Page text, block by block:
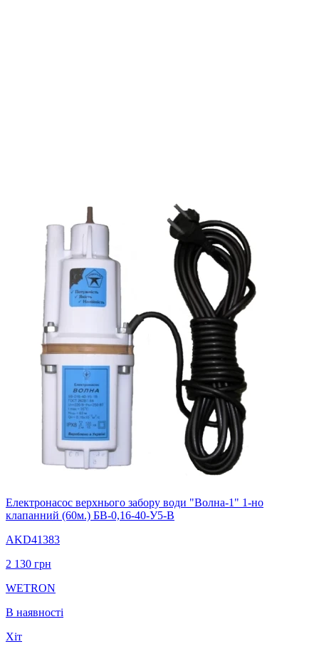
Електронасос верхнього забору води "Волна-1" 1-но
клапанний (60м.) БВ-0,16-40-У5-В
AKD41383
2 130 грн
WETRON
В наявності
Хіт